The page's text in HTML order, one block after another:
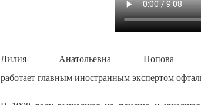
Лилия Анатольевна
работает главным иностранным экспертом